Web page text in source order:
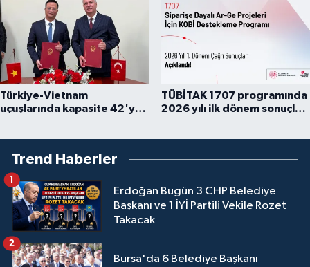
Türkiye-Vietnam
uçuşlarında kapasite 42'ye
TÜBİTAK 1707 programında
2026 yılı ilk dönem sonuçları
Trend Haberler
Erdoğan Bugün 3 CHP Belediye
Başkanı ve 1 İYİ Partili Vekile Rozet
Takacak
1
Bursa'da 6 Belediye Başkanı
2